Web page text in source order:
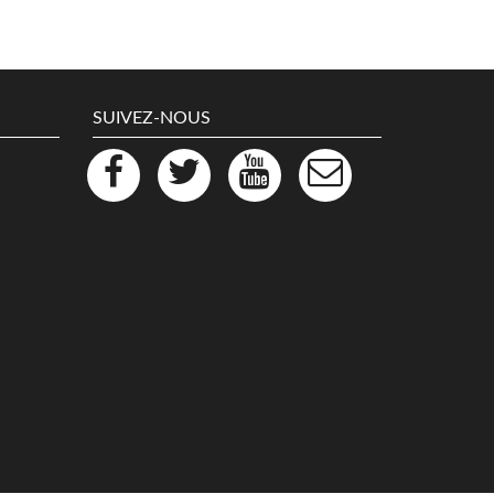
SUIVEZ-NOUS